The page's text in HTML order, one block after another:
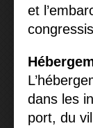
et
dans les
port, du